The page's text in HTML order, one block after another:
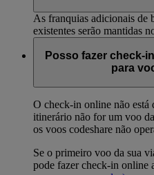
As franquias adicionais de
existentes serão mantidas
Posso fazer check-
para
O check-in online não
itinerário não for um voo
os voos codeshare não
Se o primeiro voo da sua
pode fazer check-in online